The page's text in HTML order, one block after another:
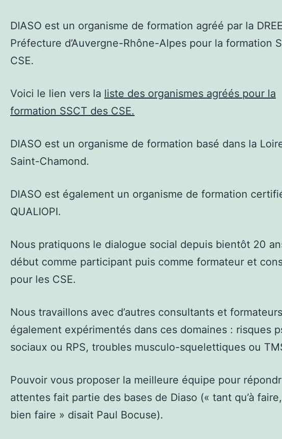
DIASO est un organisme de formation agréé par la
Préfecture d’Auvergne-Rhône-Alpes pour la formation
CSE.
Voici le lien vers la liste des organismes agréés pour la
formation SSCT des CSE.
DIASO est un organisme de formation basé dans la
Saint-Chamond.
DIASO est également un organisme de formation
QUALIOPI.
Nous pratiquons le dialogue social depuis bientôt 20
début comme participant puis comme formateur et
pour les CSE.
Nous travaillons avec d’autres consultants et formateurs
également expérimentés dans ces domaines : risques
sociaux ou RPS, troubles musculo-squelettiques ou
Pouvoir vous proposer la meilleure équipe pour
attentes fait partie des bases de Diaso (« tant qu’à
bien faire » disait Paul Bocuse).